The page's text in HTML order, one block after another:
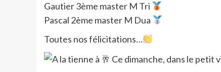
Gautier 3ème master M Tri
Pascal 2ème master M Dua
Toutes nos félicitations…